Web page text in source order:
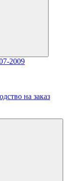
2009
на заказ